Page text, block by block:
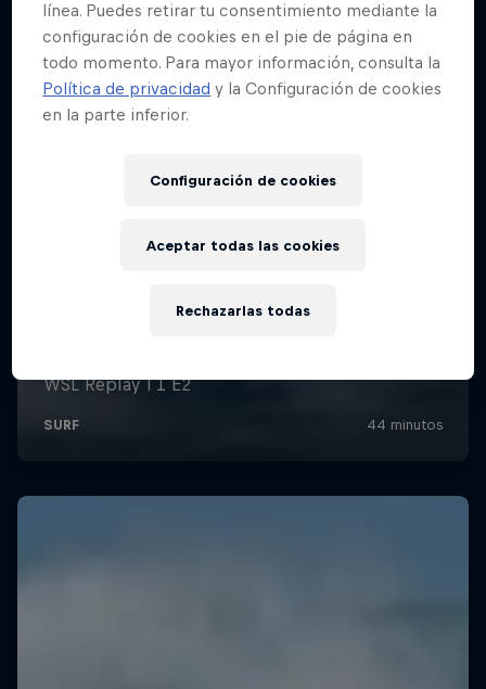
línea. Puedes retirar tu consentimiento mediante la
configuración de cookies en el pie de página en
todo momento. Para mayor información, consulta la
Política de privacidad y la Configuración de cookies
en la parte inferior.
Configuración de cookies
Rechazarlas todas
Aceptar todas las cookies